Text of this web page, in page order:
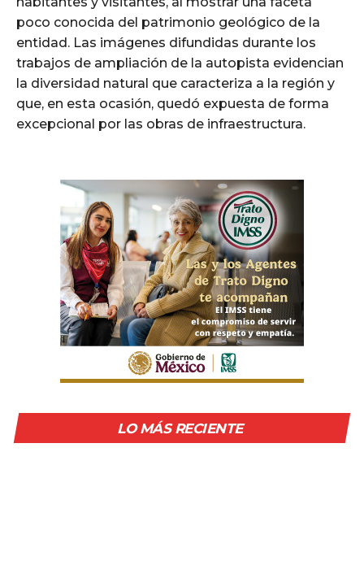
poco conocida del patrimonio geológico de la
entidad. Las imágenes difundidas durante los
trabajos de ampliación de la autopista evidencian
la diversidad natural que caracteriza a la región y
que, en esta ocasión, quedó expuesta de forma
excepcional por las obras de infraestructura.
LO MÁS RECIENTE